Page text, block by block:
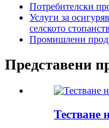
Потребителски
Услуги за
селското
Промишлени
Представени
Тестване